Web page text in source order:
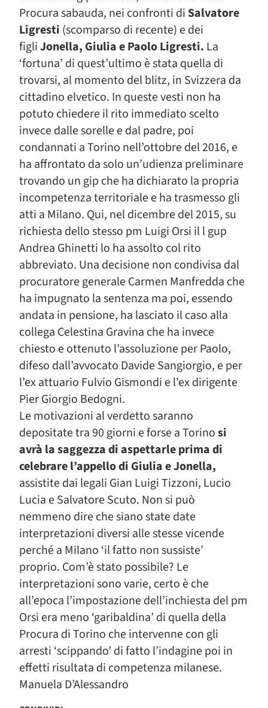
Procura sabauda, nei confronti di Salvatore
Ligresti (scomparso di recente) e dei
figliJonella, Giulia e Paolo Ligresti. La
‘fortuna’ di quest’ultimo è stata quella di
trovarsi, al momento del blitz, in Svizzera da
cittadino elvetico. In queste vesti non ha
potuto chiedere il rito immediato scelto
invece dalle sorelle e dal padre, poi
condannati a Torino nell’ottobre del 2016, e
ha affrontato da solo un’udienza preliminare
trovando un gip che ha dichiarato la propria
incompetenza territoriale e ha trasmesso gli
atti a Milano. Qui, nel dicembre del 2015, su
richiesta dello stesso pm Luigi Orsi il l gup
Andrea Ghinetti lo ha assolto col rito
abbreviato. Una decisione non condivisa dal
procuratore generale Carmen Manfredda che
ha impugnato la sentenza ma poi, essendo
andata in pensione, ha lasciato il caso alla
collega Celestina Gravina che ha invece
chiesto e ottenuto l’assoluzione per Paolo,
difeso dall’avvocato Davide Sangiorgio, e per
l’ex attuario Fulvio Gismondi e l’ex dirigente
Pier Giorgio Bedogni.
Le motivazioni al verdetto saranno
depositate tra 90 giorni e forse a Torinosi
avrà la saggezza di aspettarle prima di
celebrare l’appello di Giulia e Jonella,
assistite dai legali Gian Luigi Tizzoni, Lucio
Lucia e Salvatore Scuto. Non si può
nemmeno dire che siano state date
interpretazioni diversi alle stesse vicende
perché a Milano ‘il fatto non sussiste’
proprio. Com’è stato possibile? Le
interpretazioni sono varie, certo è che
all’epoca l’impostazione dell’inchiesta del pm
Orsi era meno ‘garibaldina’ di quella della
Procura di Torino che intervenne con gli
arresti ‘scippando’ di fatto l’indagine poi in
effetti risultata di competenza milanese.
Manuela D’Alessandro